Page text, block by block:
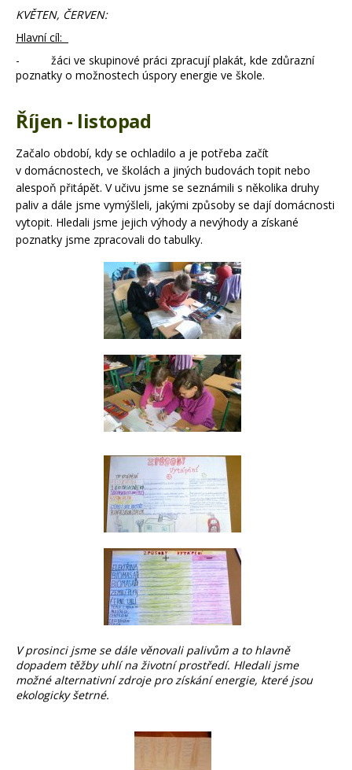
KVĚTEN, ČERVEN:
Hlavní cíl:
-
žáci ve skupinové práci zpracují plakát, kde zdůrazní
poznatky o možnostech úspory energie ve škole.
Říjen - listopad
Začalo období, kdy se ochladilo a je potřeba začít
v domácnostech, ve školách a jiných budovách topit nebo
alespoň přitápět. V učivu jsme se seznámili s několika druhy
paliv a dále jsme vymýšleli, jakými způsoby se dají domácnosti
vytopit. Hledali jsme jejich výhody a nevýhody a získané
poznatky jsme zpracovali do tabulky.
V prosinci jsme se dále věnovali palivům a to hlavně
dopadem těžby uhlí na životní prostředí. Hledali jsme
možné alternativní zdroje pro získání energie, které jsou
ekologicky šetrné.